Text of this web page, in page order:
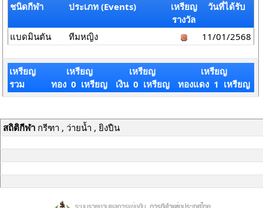
ชนิดกีฬา ประเภท (Events)
เหรียญ
รางวัล
วันที่ได้รับ
แบดมินตัน ทีมหญิง 11/01/2568
เหรียญ
รวม
เหรียญ
ทอง 0 เหรียญ
เหรียญ
เงิน 0 เหรียญ
เหรียญ
ทองแดง 1 เหรียญ
สถิติกีฬากรีฑา , ว่ายน้ำ , ยิงปืน